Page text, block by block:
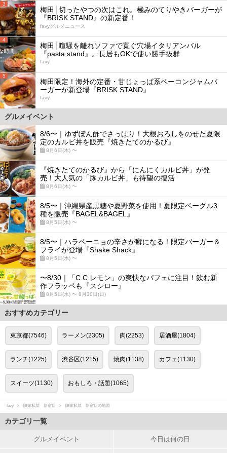
3
梅田│切ったやつの次はこれ。極みのてりやきバーガーが
『BRISK STAND』の新定番！
favyグルメニュース
4
梅田│喧騒を離れソファで寛ぐ穴場イタリアンバル
『pasta stand』。長居もOKで使い勝手抜群
favy
5
梅田限定！海外の定番・甘じょっぱ系ベーコンジャムバ
ーガーが新登場『BRISK STAND』
favy
グルメイベント
8/6〜｜ゆずぽん酢でさっぱり！大根おろしをのせた夏限
定のカルビ丼を販売『焼きたてのかるび』
8月6日(木) 〜
『焼きたてのかるび』から「にんにくカルビ丼」が発
売！大人気の「豚カルビ丼」も待望の復活
8月6日(木) 〜
8/5〜｜沖縄県産黒糖や夏野菜を使用！夏限定ベーグル3
種を販売『BAGEL&BAGEL』
8月5日(水) 〜
8/5〜｜ハラペーニョの辛さが癖になる！限定バーガー＆
フライが登場『Shake Shack』
8月5日(水) 〜
〜8/30｜「C.C.レモン」の爽快なパフェに注目！飲む新
作フラッペも『スシロー』
8月5日(水) 〜 8月30日(日)
おすすめカテゴリー
東京都(7546) ラーメン(2305) 肉(2253) 居酒屋(1804)
ランチ(1225) 渋谷区(1215) 焼肉(1138) カフェ(1130)
スイーツ(1130) おもしろ・話題(1065)
favy 陳家私菜 新宿店 陳家私菜 新宿店の地図
カテゴリ一覧
グルメイベント 今日は何の日